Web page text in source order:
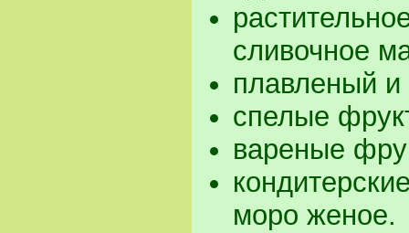
сливочное
плавленый
спелые
вареные
моро женое.